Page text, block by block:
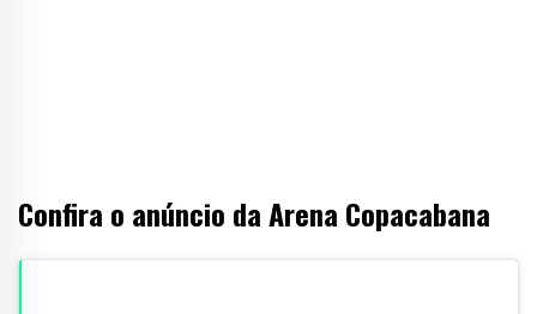
Confira o anúncio da Arena Copacabana